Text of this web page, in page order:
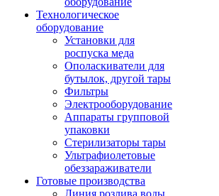
Технологическое
оборудование
Установки для
роспуска меда
Ополаскиватели для
бутылок, другой тары
Фильтры
Электрооборудование
Аппараты групповой
упаковки
Стерилизаторы тары
Ультрафиолетовые
обеззараживатели
Готовые производства
Линия розлива воды